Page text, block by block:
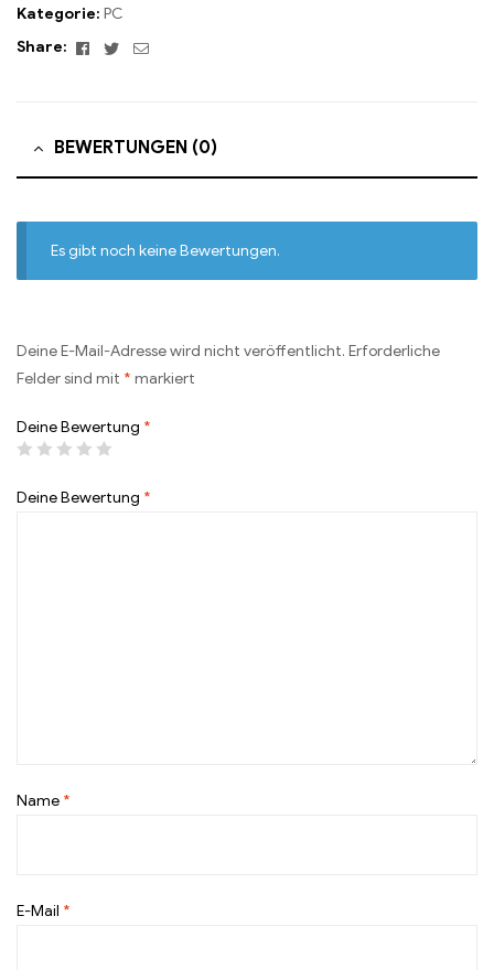
Kategorie: PC
Share:
Facebook
TwitterEmail
BEWERTUNGEN (0)
Es gibt noch keine Bewertungen.
Deine E-Mail-Adresse wird nicht veröffentlicht. Erforderliche
Felder sind mit * markiert
Deine Bewertung *
Deine Bewertung *
Name *
E-Mail *